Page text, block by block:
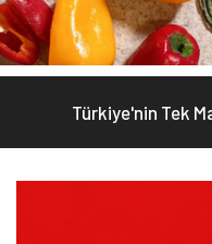
Türkiye'nin Tek